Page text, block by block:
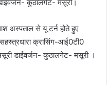
डाईवर्जन- कुठालगेट- मसूरी।
अस्पताल से यू टर्न होते हुए
सहस्त्रधारा क्रासिंग-आई0टी0
मसूरी डाईवर्जन- कुठालगेट- मसूरी ।